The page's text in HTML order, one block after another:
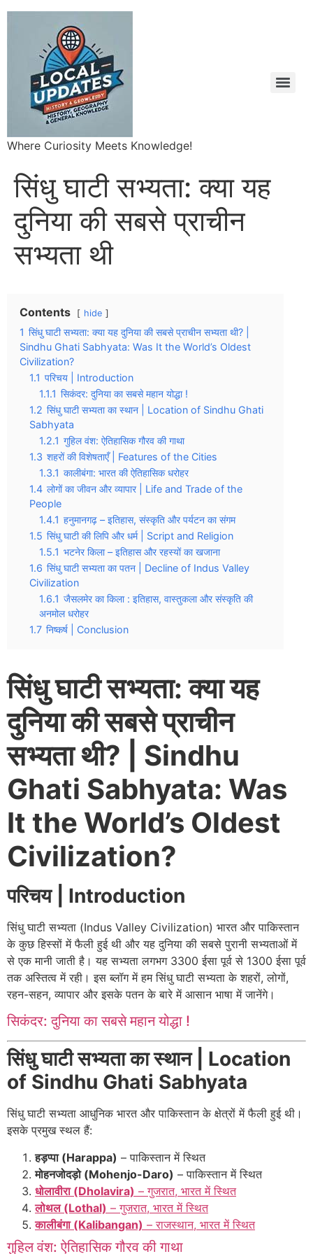
Where Curiosity Meets Knowledge!
सिंधु घाटी सभ्यता: क्या यह
दुनिया की सबसे प्राचीन
सभ्यता थी
Contents hide
1 सिंधु घाटी सभ्यता: क्या यह दुनिया की सबसे प्राचीन सभ्यता थी? |
Sindhu Ghati Sabhyata: Was It the World’s Oldest
Civilization?
1.1 परिचय | Introduction
1.1.1 सिकंदर: दुनिया का सबसे महान योद्धा !
1.2 सिंधु घाटी सभ्यता का स्थान | Location of Sindhu Ghati
Sabhyata
1.2.1 गुहिल वंश: ऐतिहासिक गौरव की गाथा
1.3 शहरों की विशेषताएँ | Features of the Cities
1.3.1 कालीबंगा: भारत की ऐतिहासिक धरोहर
1.4 लोगों का जीवन और व्यापार | Life and Trade of the
People
1.4.1 हनुमानगढ़ – इतिहास, संस्कृति और पर्यटन का संगम
1.5 सिंधु घाटी की लिपि और धर्म | Script and Religion
1.5.1 भटनेर किला – इतिहास और रहस्यों का खजाना
1.6 सिंधु घाटी सभ्यता का पतन | Decline of Indus Valley
Civilization
1.6.1 जैसलमेर का किला : इतिहास, वास्तुकला और संस्कृति की
अनमोल धरोहर
1.7 निष्कर्ष | Conclusion
सिंधु घाटी सभ्यता: क्या यह
दुनिया की सबसे प्राचीन
सभ्यता थी? | Sindhu
Ghati Sabhyata: Was
It the World’s Oldest
Civilization?
परिचय | Introduction
सिंधु घाटी सभ्यता (Indus Valley Civilization) भारत और पाकिस्तान
के कुछ हिस्सों में फैली हुई थी और यह दुनिया की सबसे पुरानी सभ्यताओं में
से एक मानी जाती है। यह सभ्यता लगभग 3300 ईसा पूर्व से 1300 ईसा पूर्व
तक अस्तित्व में रही। इस ब्लॉग में हम सिंधु घाटी सभ्यता के शहरों, लोगों,
रहन-सहन, व्यापार और इसके पतन के बारे में आसान भाषा में जानेंगे।
सिकंदर: दुनिया का सबसे महान योद्धा !
सिंधु घाटी सभ्यता का स्थान | Location
of Sindhu Ghati Sabhyata
सिंधु घाटी सभ्यता आधुनिक भारत और पाकिस्तान के क्षेत्रों में फैली हुई थी।
इसके प्रमुख स्थल हैं:
हड़प्पा (Harappa) – पाकिस्तान में स्थित
मोहनजोदड़ो (Mohenjo-Daro) – पाकिस्तान में स्थित
धोलावीरा (Dholavira) – गुजरात, भारत में स्थित
लोथल (Lothal) – गुजरात, भारत में स्थित
कालीबंगा (Kalibangan) – राजस्थान, भारत में स्थित
गुहिल वंश: ऐतिहासिक गौरव की गाथा